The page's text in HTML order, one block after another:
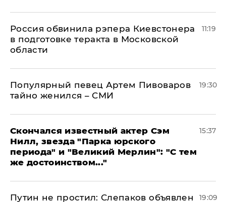
Россия обвинила рэпера Киевстонера
в подготовке теракта в Московской
области
11:19
Популярный певец Артем Пивоваров
тайно женился – СМИ
19:30
Скончался известный актер Сэм
Нилл, звезда "Парка юрского
периода" и "Великий Мерлин": "С тем
же достоинством..."
15:37
Путин не простил: Слепаков объявлен
19:09